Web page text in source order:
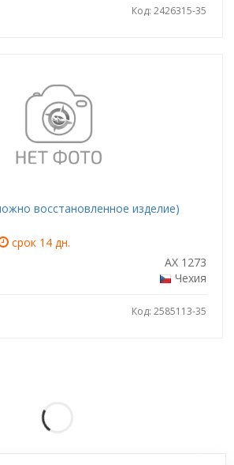
Код: 2426315-35
восстановленное изделие)
срок 14 дн.
AX 1273
Чехия
Код: 2585113-35